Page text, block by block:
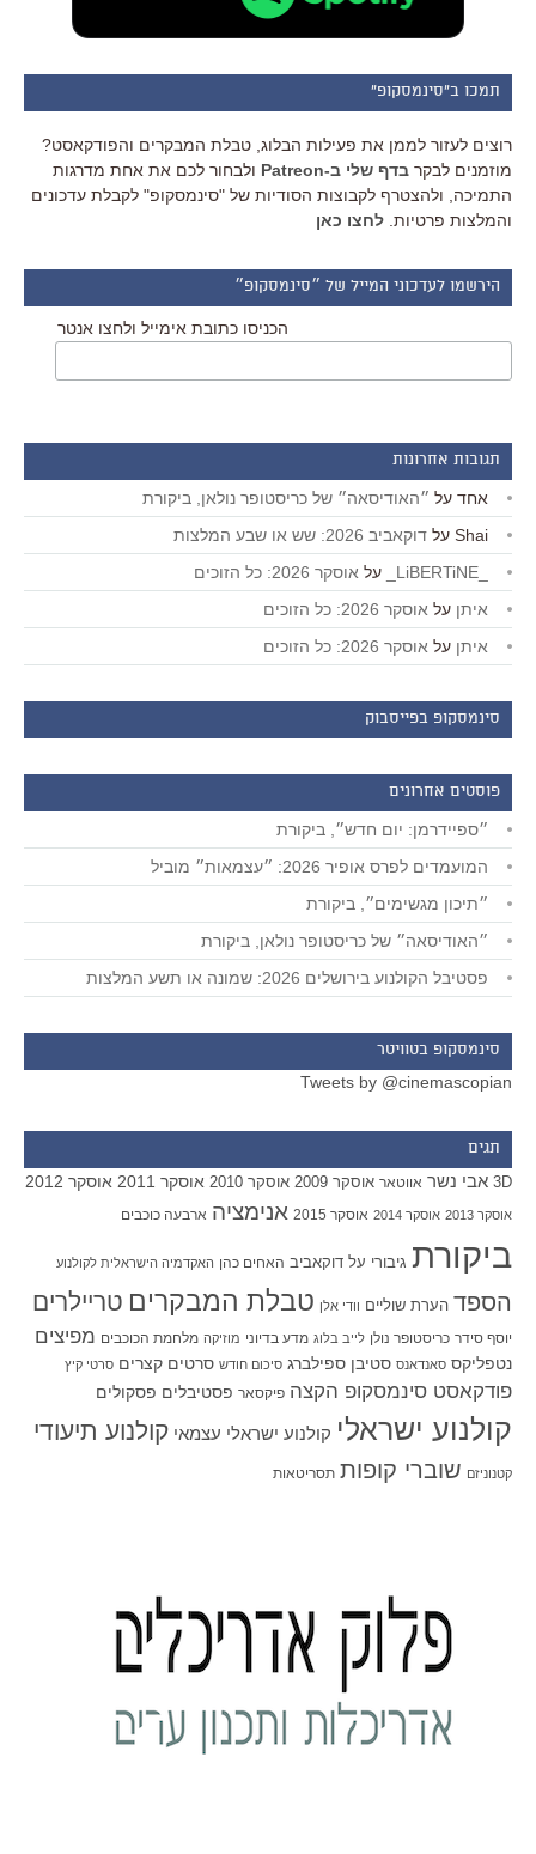
תמכו ב"סינמסקופ"
רוצים לעזור לממן את פעילות הבלוג, טבלת המבקרים והפודקאסט?
מוזמנים לבקר בדף שלי ב-Patreon
ולבחור לכם את אחת מדרגות
התמיכה, ולהצטרף לקבוצות הסודיות של "סינמסקופ" לקבלת עדכונים
והמלצות פרטיות. לחצו כאן
הירשמו לעדכוני המייל של ״סינמסקופ״
הכניסו כתובת אימייל ולחצו אנטר
תגובות אחרונות
אחד על ״האודיסאה״ של כריסטופר נולאן, ביקורת
Shai על דוקאביב 2026: שש או שבע המלצות
על אוסקר 2026: כל הזוכים
איתן על אוסקר 2026: כל הזוכים
איתן על אוסקר 2026: כל הזוכים
סינמסקופ בפייסבוק
פוסטים אחרונים
״ספיידרמן: יום חדש״, ביקורת
המועמדים לפרס אופיר 2026: ״עצמאות״ מוביל
״תיכון מגשימים״, ביקורת
״האודיסאה״ של כריסטופר נולאן, ביקורת
פסטיבל הקולנוע בירושלים 2026: שמונה או תשע המלצות
סינמסקופ בטוויטר
Tweets by @cinemascopian
תגים
3D אבי נשר אווטאר אוסקר 2009 אוסקר 2010 אוסקר 2011 אוסקר 2012
אוסקר 2013 אוסקר 2014 אוסקר 2015 אנימציה ארבעה כוכבים
ביקורת גיבורי על דוקאביב האחים כהן האקדמיה הישראלית לקולנוע
הספד הערת שוליים וודי אלן טבלת המבקרים טריילרים
יוסף סידר כריסטופר נולן לייב בלוג מדע בדיוני מוזיקה מלחמת הכוכבים מפיצים
נטפליקס סאנדאנס סטיבן ספילברג סיכום חודש סרטים קצרים סרטי קיץ
פודקאסט סינמסקופ הקצה פיקסאר פסטיבלים פסקולים
קולנוע ישראלי קולנוע ישראלי עצמאי קולנוע תיעודי
קטנוניזם שוברי קופות תסריטאות